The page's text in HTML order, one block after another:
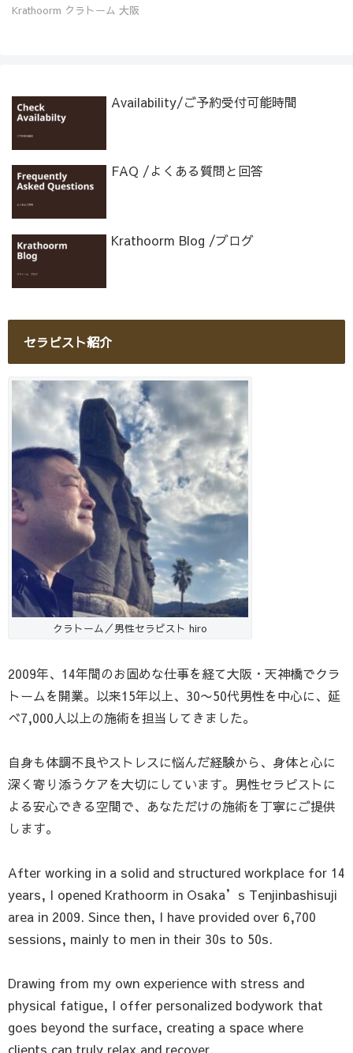
Krathoorm クラトーム 大阪
Availability/ご予約受付可能時間
FAQ /よくある質問と回答
Krathoorm Blog /ブログ
セラピスト紹介
クラトーム／男性セラピスト hiro
2009年、14年間のお固めな仕事を経て大阪・天神橋でクラ
トームを開業。以来15年以上、30〜50代男性を中心に、延
べ7,000人以上の施術を担当してきました。
自身も体調不良やストレスに悩んだ経験から、身体と心に
深く寄り添うケアを大切にしています。男性セラピストに
よる安心できる空間で、あなただけの施術を丁寧にご提供
します。
After working in a solid and structured workplace for 14
years, I opened Krathoorm in Osaka’s Tenjinbashisuji
area in 2009. Since then, I have provided over 6,700
sessions, mainly to men in their 30s to 50s.
Drawing from my own experience with stress and
physical fatigue, I offer personalized bodywork that
goes beyond the surface, creating a space where
clients can truly relax and recover.